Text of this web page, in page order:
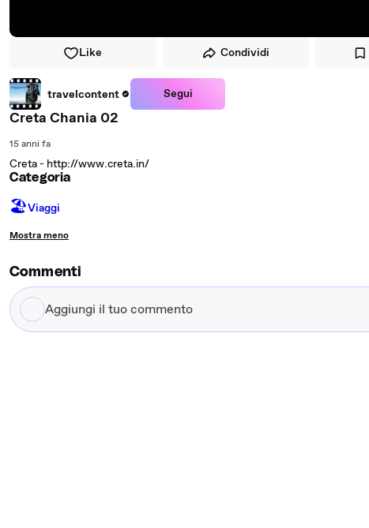
Like Condividi
travelcontent Segui
Creta Chania 02
15 anni fa
Creta - http://www.creta.in/
Categoria
🏖Viaggi
Mostra meno
Commenti
Aggiungi
il